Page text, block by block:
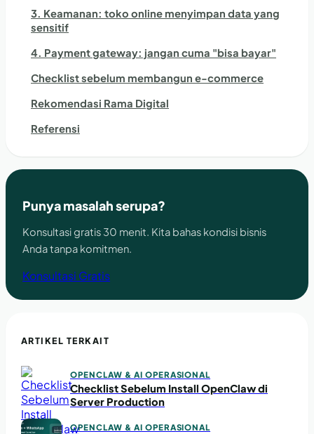
3. Keamanan: toko online menyimpan data yang
sensitif
4. Payment gateway: jangan cuma "bisa bayar"
Checklist sebelum membangun e-commerce
Rekomendasi Rama Digital
Referensi
Punya masalah serupa?
Konsultasi gratis 30 menit. Kita bahas kondisi bisnis
Anda tanpa komitmen.
Konsultasi Gratis
ARTIKEL TERKAIT
OPENCLAW & AI OPERASIONAL
Checklist Sebelum Install OpenClaw di
Server Production
OPENCLAW & AI OPERASIONAL